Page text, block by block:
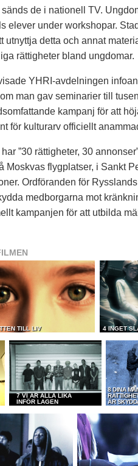
sänds de i nationell TV.
elever under workshopar.
utnyttja detta och annat
rättigheter bland ungdomar.
YHRI-avdelningen
man gav seminarier till
kampanj för att
för kulturarv officiellt
har ”30 rättigheter, 30
Moskvas flygplatser, i Sankt
Ordföranden för
medborgarna mot
kampanjen för att utbilda
TILL LIV 4 INGET
7 VI ÄR ALLA LIKA
INFÖR LAGEN
8 DINA
ÄR